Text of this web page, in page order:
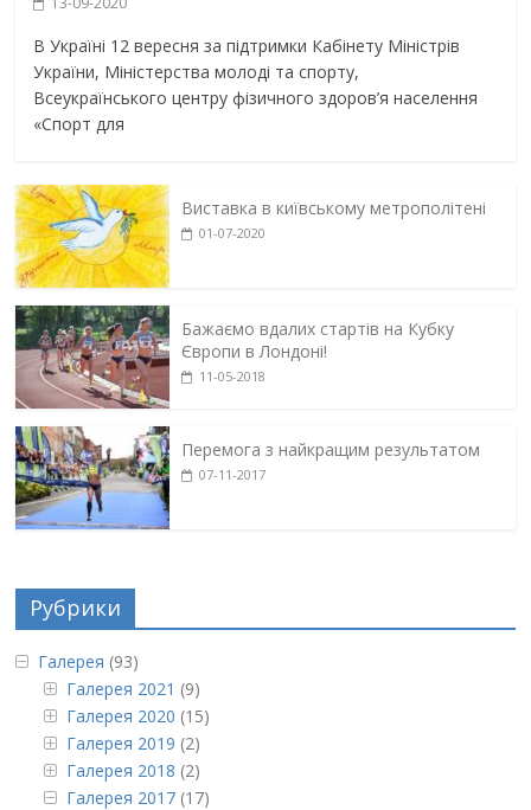
В Україні 12 вересня за підтримки Кабінету Міністрів
України, Міністерства молоді та спорту,
Всеукраїнського центру фізичного здоров’я населення
«Спорт для
Виставка в київському метрополітені
01-07-2020
Бажаємо вдалих стартів на Кубку
Європи в Лондоні!
11-05-2018
Перемога з найкращим результатом
07-11-2017
Рубрики
Галерея (93)
Галерея 2021 (9)
Галерея 2020 (15)
Галерея 2019 (2)
Галерея 2018 (2)
Галерея 2017 (17)